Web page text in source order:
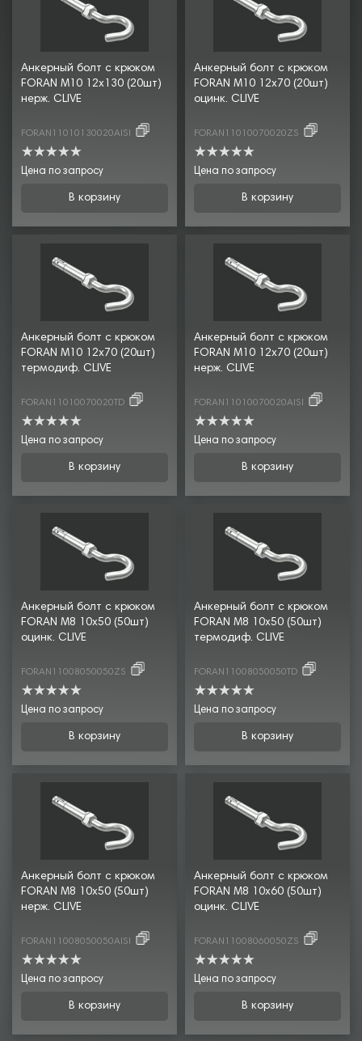
Анкерный болт с крюком
FORAN М10 12х130 (20шт)
нерж. CLIVE
FORAN11010130020AISI
Цена по запросу
В корзину
Анкерный болт с крюком
FORAN М10 12х70 (20шт)
оцинк. CLIVE
FORAN11010070020ZS
Цена по запросу
В корзину
Анкерный болт с крюком
FORAN М10 12х70 (20шт)
термодиф. CLIVE
FORAN11010070020TD
Цена по запросу
В корзину
Анкерный болт с крюком
FORAN М10 12х70 (20шт)
нерж. CLIVE
FORAN11010070020AISI
Цена по запросу
В корзину
Анкерный болт с крюком
FORAN М8 10х50 (50шт)
оцинк. CLIVE
FORAN11008050050ZS
Цена по запросу
В корзину
Анкерный болт с крюком
FORAN М8 10х50 (50шт)
термодиф. CLIVE
FORAN11008050050TD
Цена по запросу
В корзину
Анкерный болт с крюком
FORAN М8 10х50 (50шт)
нерж. CLIVE
FORAN11008050050AISI
Цена по запросу
В корзину
Анкерный болт с крюком
FORAN М8 10х60 (50шт)
оцинк. CLIVE
FORAN11008060050ZS
Цена по запросу
В корзину